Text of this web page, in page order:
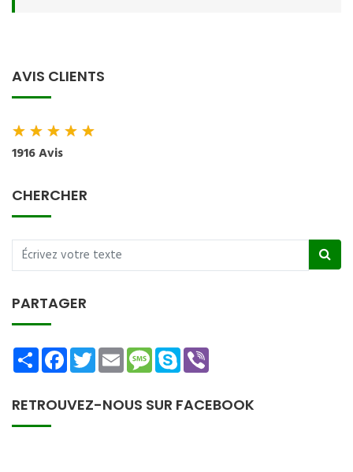
AVIS CLIENTS
★★★★★
1916 Avis
CHERCHER
PARTAGER
ShareFacebookTwitterEmailMessage
Skype
RETROUVEZ-NOUS SUR FACEBOOK